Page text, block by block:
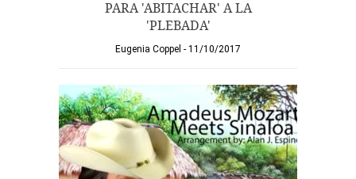
PARA 'ABITACHAR' A LA
'PLEBADA'
Eugenia Coppel 11/10/2017